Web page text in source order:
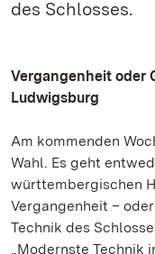
des Schlosses.
Vergangenheit oder
Ludwigsburg
Am kommenden
Wahl. Es geht
württembergischen
Vergangenheit –
Technik des
„Modernste Technik